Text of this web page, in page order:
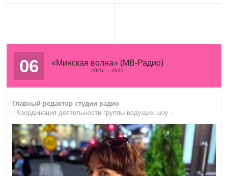
06 «Минская волна» (МВ-Радио)
2025 — 2025
Главный редактор студии радио
- Координация деятельности группы ведущих шоу -